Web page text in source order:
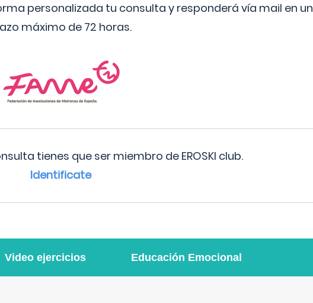
personalizada tu consulta y responderá vía mail en un
máximo de 72 horas.
tienes que ser miembro de EROSKI club.
Identificate
Video ejercicios Educación Emocional